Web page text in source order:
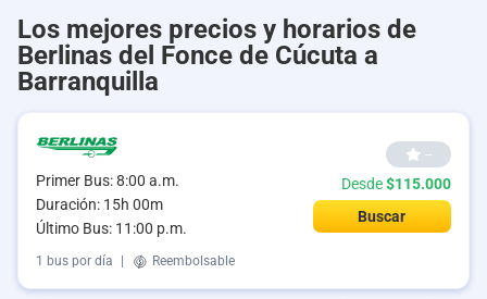
Los mejores precios y horarios de
Berlinas del Fonce de Cúcuta a
Barranquilla
Primer Bus: 8:00 a.m.
Duración: 15h 00m
Último Bus: 11:00 p.m.
--
Desde$115.000
Buscar
1 bus por día Reembolsable